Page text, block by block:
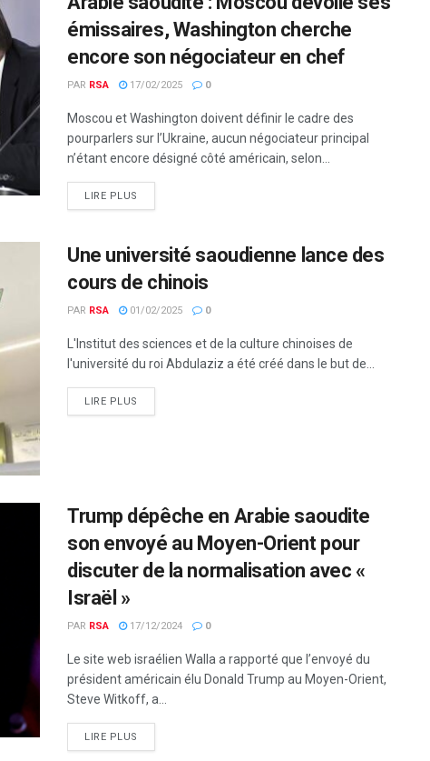
émissaires, Washington cherche
encore son négociateur en chef
PAR RSA 17/02/2025 0
Moscou et Washington doivent définir le cadre des
pourparlers sur l’Ukraine, aucun négociateur principal
n’étant encore désigné côté américain, selon...
LIRE PLUS
Une université saoudienne lance des
cours de chinois
PAR RSA 01/02/2025 0
L'Institut des sciences et de la culture chinoises de
l'université du roi Abdulaziz a été créé dans le but de...
LIRE PLUS
Trump dépêche en Arabie saoudite
son envoyé au Moyen-Orient pour
discuter de la normalisation avec «
Israël »
PAR RSA 17/12/2024 0
Le site web israélien Walla a rapporté que l’envoyé du
président américain élu Donald Trump au Moyen-Orient,
Steve Witkoff, a...
LIRE PLUS